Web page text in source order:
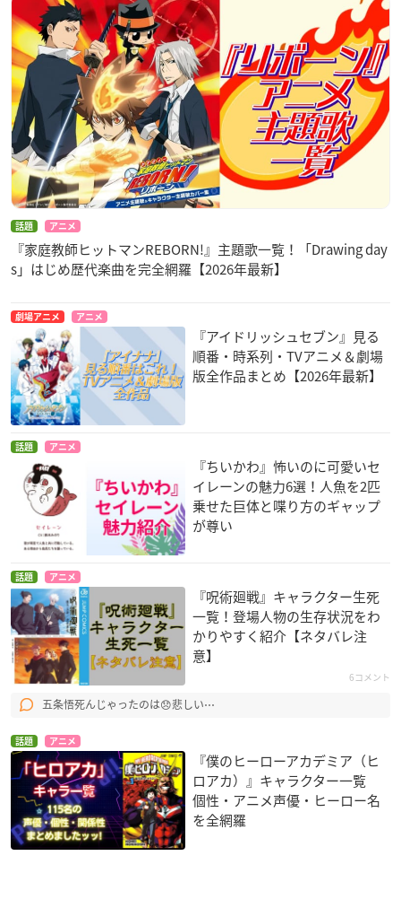
話題 アニメ
『家庭教師ヒットマンREBORN!』主題歌一覧！「Drawing day
s」はじめ歴代楽曲を完全網羅【2026年最新】
劇場アニメ アニメ
『アイドリッシュセブン』見る
順番・時系列・TVアニメ＆劇場
版全作品まとめ【2026年最新】
話題 アニメ
『ちいかわ』怖いのに可愛いセ
イレーンの魅力6選！人魚を2匹
乗せた巨体と喋り方のギャップ
が尊い
話題 アニメ
『呪術廻戦』キャラクター生死
一覧！登場人物の生存状況をわ
かりやすく紹介【ネタバレ注
意】
6コメント
五条悟死んじゃったのは😞悲しい⋯
話題 アニメ
『僕のヒーローアカデミア（ヒ
ロアカ）』キャラクター一覧
個性・アニメ声優・ヒーロー名
を全網羅